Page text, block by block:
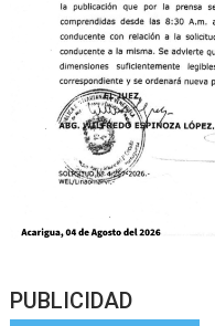
PUBLICIDAD